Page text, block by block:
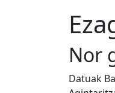
Nor
Datuak